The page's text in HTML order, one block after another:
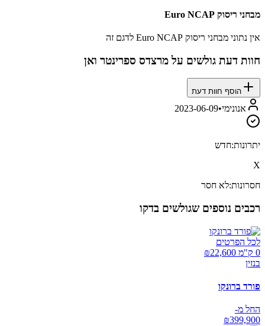
מבחני ריסוק Euro NCAP
אין נתוני מבחני ריסוק Euro NCAP לדגם זה
חוות דעת גולשים עלמרצדס ספרינטר ואן
הוסף חוות דעת
אנונימי•
2023-06-09
יתרונות:חדש
X
חסרונות:לא חסר
רכבים נוספים שגולשים בדקו
לכל הפרטים
0 ק"מ ₪
22,600
בנזין
פורד ברונקו
החל מ-
₪399,900